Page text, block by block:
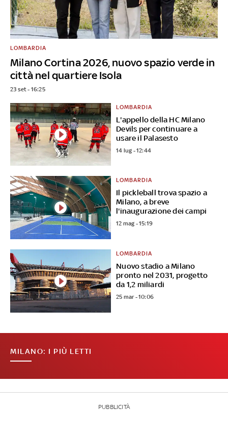
Milano Cortina 2026, nuovo spazio verde in
città nel quartiere Isola
LOMBARDIA
23 set - 16:25
L'appello della HC Milano
Devils per continuare a
usare il Palasesto
LOMBARDIA
14 lug - 12:44
Il pickleball trova spazio a
Milano, a breve
l'inaugurazione dei campi
LOMBARDIA
12 mag - 15:19
Nuovo stadio a Milano
pronto nel 2031, progetto
da 1,2 miliardi
LOMBARDIA
25 mar - 10:06
MILANO: I PIÙ LETTI
PUBBLICITÀ